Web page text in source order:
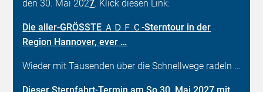
den 30. Mai 2027. Klick diesen Link:
Die aller-GRÖSSTE ＡＤＦＣ-Sterntour in der
Region Hannover, ever …
Wieder mit Tausenden über die Schnellwege radeln …